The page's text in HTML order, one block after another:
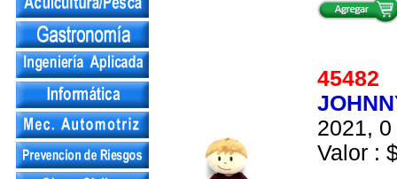
45482
2021,
Valor :